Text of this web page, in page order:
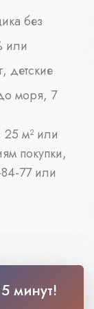
без
или
детские
моря, 7
25 м² или
покупки,
77 или
минут!